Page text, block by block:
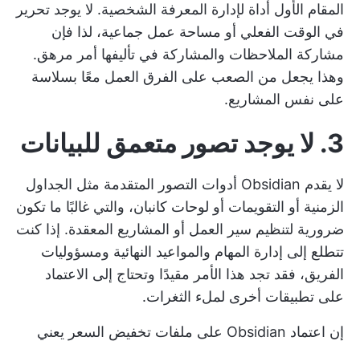
المقام الأول أداة لإدارة المعرفة الشخصية. لا يوجد تحرير
في الوقت الفعلي أو مساحة عمل جماعية، لذا فإن
مشاركة الملاحظات والمشاركة في تأليفها أمر مرهق.
وهذا يجعل من الصعب على الفرق العمل معًا بسلاسة
على نفس المشاريع.
3. لا يوجد تصور متعمق للبيانات
لا يقدم Obsidian أدوات التصور المتقدمة مثل الجداول
الزمنية أو التقويمات أو لوحات كانبان، والتي غالبًا ما تكون
ضرورية لتنظيم سير العمل أو المشاريع المعقدة. إذا كنت
تتطلع إلى إدارة المهام والمواعيد النهائية ومسؤوليات
الفريق، فقد تجد هذا الأمر مقيدًا وتحتاج إلى الاعتماد
على تطبيقات أخرى لملء الثغرات.
إن اعتماد Obsidian على ملفات تخفيض السعر يعني